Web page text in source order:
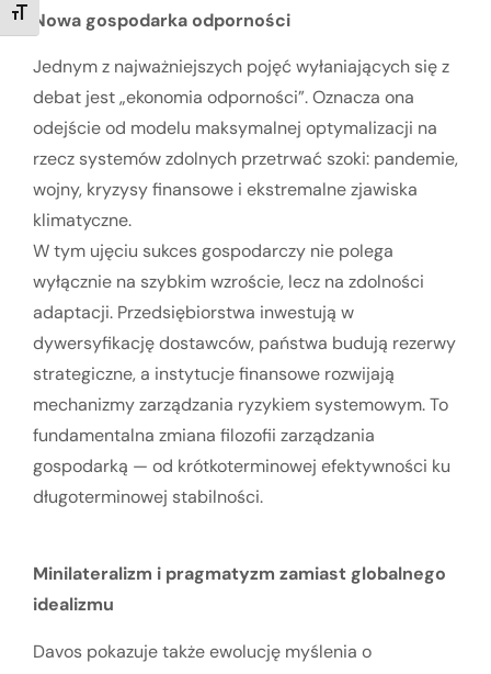
TOGGLE FONT SIZE
Nowa gospodarka odporności
Jednym z najważniejszych pojęć wyłaniających się z
debat jest „ekonomia odporności”. Oznacza ona
odejście od modelu maksymalnej optymalizacji na
rzecz systemów zdolnych przetrwać szoki: pandemie,
wojny, kryzysy finansowe i ekstremalne zjawiska
klimatyczne.
W tym ujęciu sukces gospodarczy nie polega
wyłącznie na szybkim wzroście, lecz na zdolności
adaptacji. Przedsiębiorstwa inwestują w
dywersyfikację dostawców, państwa budują rezerwy
strategiczne, a instytucje finansowe rozwijają
mechanizmy zarządzania ryzykiem systemowym. To
fundamentalna zmiana filozofii zarządzania
gospodarką — od krótkoterminowej efektywności ku
długoterminowej stabilności.
Minilateralizm i pragmatyzm zamiast globalnego
idealizmu
Davos pokazuje także ewolucję myślenia o